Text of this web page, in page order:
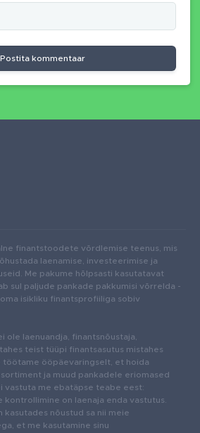
Postita kommentaar
finantstoodete võrdlemise teenus, mis
laenamise, investeerimise ja
Me pakume hõlpsasti kasutatavat
sul paljude pankade pakkumisi võrrelda -
isikliku finantsprofiiliga sobiv
ole laenuandja, finantsnõustaja,
teist tüüpi finantsasutus mistahes
töötame ööpäevaringselt, et hoida
ja muud pankadele eriomased
vastuta me ebatäpse teabe eest:
on laenaja enda vastutus.
kasutades nõustud sa nii meie
et me kasutamine sinu